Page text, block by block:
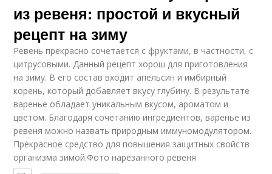
из ревеня: простой и вкусный
рецепт на зиму
Ревень прекрасно сочетается с фруктами, в частности, с
цитрусовыми. Данный рецепт хорош для приготовления
на зиму. В его состав входит апельсин и имбирный
корень, который добавляет вкусу глубину. В результате
варенье обладает уникальным вкусом, ароматом и
цветом. Благодаря сочетанию ингредиентов, варенье из
ревеня можно назвать природным иммуномодулятором.
Прекрасное средство для повышения защитных свойств
организма зимой.Фото нарезанного ревеня